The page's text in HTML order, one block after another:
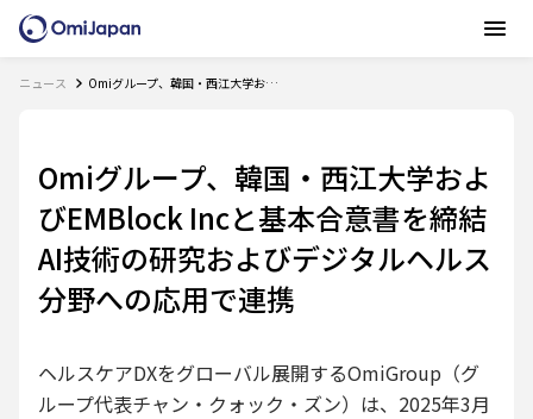
ニュース Omiグループ、韓国・西江大学およびEMBlock Incと基本合意書を締結 AI技術の研究およびデジタルヘルス分野への応用で連携
Omiグループ、韓国・西江大学およ
びEMBlock Incと基本合意書を締結
AI技術の研究およびデジタルヘルス
分野への応用で連携
ヘルスケアDXをグローバル展開するOmiGroup（グ
ループ代表チャン・クォック・ズン）は、2025年3月